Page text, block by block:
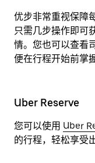
优步非常重视保障
只需几步操作即可
情。您也可以查看
便在行程开始前掌
Uber Reserve
您可以使用 Uber
的行程，轻松享受